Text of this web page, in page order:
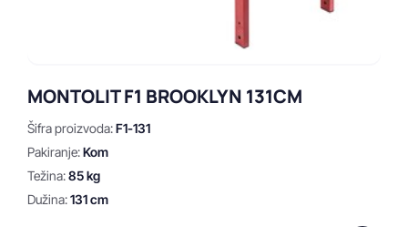
91.5 kg
59.55 kg
Dužina
MONTOLIT F1 BROOKLYN 131CM
Šifra proizvoda:F1-131
Pakiranje:Kom
Težina:85 kg
Dužina:131 cm